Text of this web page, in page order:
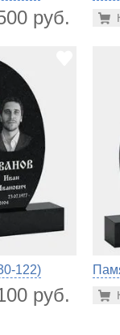
руб.
122)
руб.